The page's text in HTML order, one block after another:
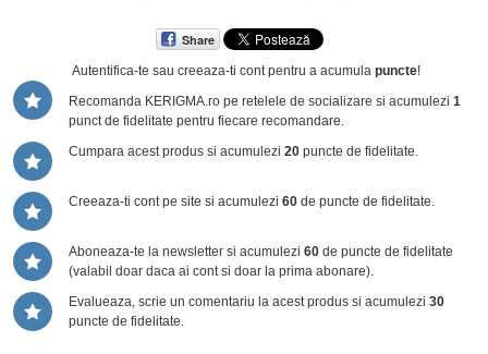
Share
Autentifica-te sau creeaza-ti contpentru a acumula puncte!
Recomanda KERIGMA.ro pe retelele de socializare si acumulezi 1
punct de fidelitate pentru fiecare recomandare.
Cumpara acest produs si acumulezi 20 puncte de fidelitate.
Creeaza-ti cont pe site si acumulezi 60 de puncte de fidelitate.
Aboneaza-te la newsletter si acumulezi 60 de puncte de fidelitate
(valabil doar daca ai cont si doar la prima abonare).
Evalueaza, scrie un comentariu la acest produs si acumulezi 30
puncte de fidelitate.